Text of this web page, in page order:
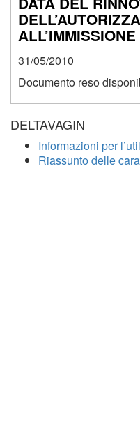
31/05/2010
Documento reso
DELTAVAGIN
Informazioni per
Riassunto delle